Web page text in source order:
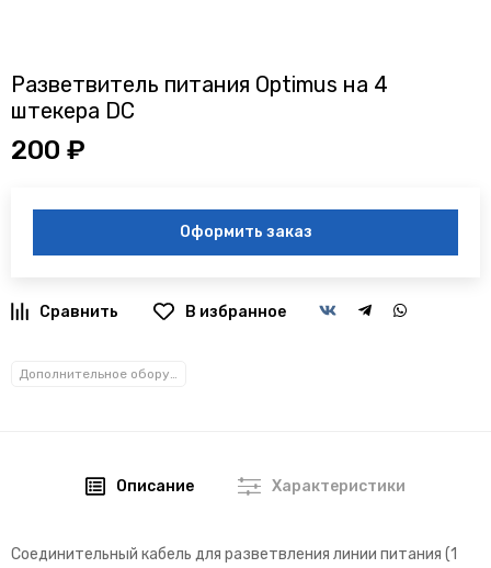
Разветвитель питания Optimus на 4
штекера DC
200 ₽
Оформить заказ
В избранное
Дополнительное оборудование и аксессуары
Описание Характеристики
Соединительный кабель для разветвления линии питания (1